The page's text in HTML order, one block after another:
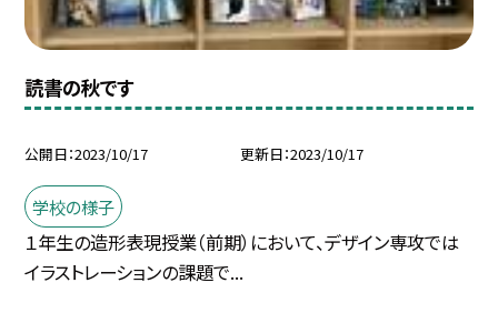
読書の秋です
公開日 2023/10/17 更新日 2023/10/17
学校の様子
１年生の造形表現授業（前期）において、デザイン専攻では
イラストレーションの課題で...